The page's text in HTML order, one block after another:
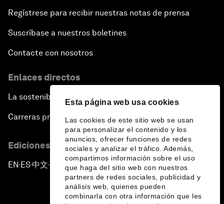
Esta página web usa cookies
Las cookies de este sitio web se usan
para personalizar el contenido y los
anuncios, ofrecer funciones de redes
sociales y analizar el tráfico. Además,
compartimos información sobre el uso
que haga del sitio web con nuestros
partners de redes sociales, publicidad y
análisis web, quienes pueden
combinarla con otra información que les
Regístrese para recibir nuestras notas de prensa
Suscríbase a nuestros boletines
Contacte con nosotros
Enlaces directos
La sostenibilidad en el Foro
Carreras profesionales
Ediciones en otros idiomas
EN ▪ES▪中文▪ 日本語